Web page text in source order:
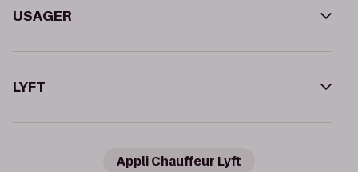
USAGER
LYFT
Appli Chauffeur Lyft